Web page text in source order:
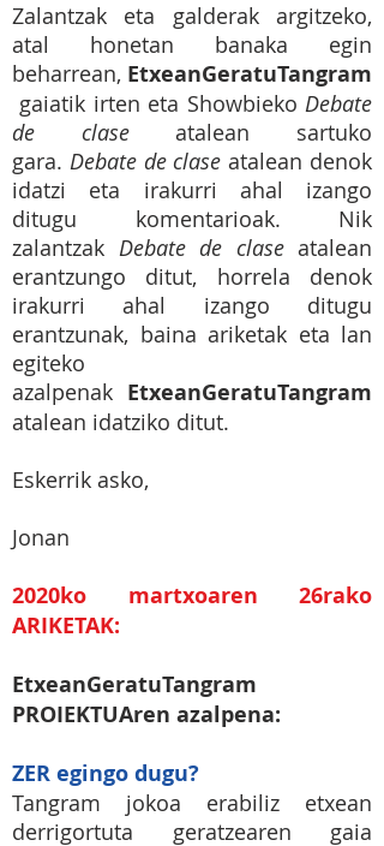
Zalantzak eta galderak argitzeko,
atal honetan banaka egin
beharrean, EtxeanGeratuTangram
gaiatik irten eta Showbieko Debate
de claseatalean sartuko
gara. Debate de clase atalean denok
idatzi eta irakurri ahal izango
ditugu komentarioak. Nik
zalantzak Debate de clase atalean
erantzungo ditut, horrela denok
irakurri ahal izango ditugu
erantzunak, baina ariketak eta lan
egiteko
azalpenak EtxeanGeratuTangram
atalean idatziko ditut.
Eskerrik asko,
Jonan
2020ko martxoaren 26rako
ARIKETAK:
EtxeanGeratuTangram
PROIEKTUAren azalpena:
ZER egingo dugu?
Tangram jokoa erabiliz etxean
derrigortuta geratzearen gaia